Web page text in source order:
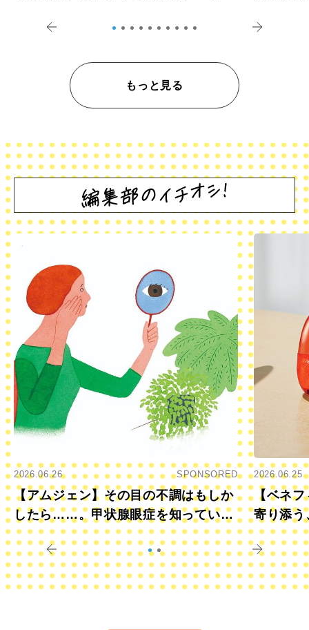
もっと見る
2026.06.26 SPONSORED
【アムジェン】その目の不調はもしか
したら……。甲状腺眼症を知っていま
すか？
2026.06.25
【ベネフ
寄り添う
きに